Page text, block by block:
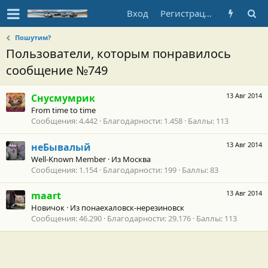
Вход Регистрация
Пошутим?
Пользователи, которым понравилось
сообщение №749
13 Авг 2014
Снусмумрик
From time to time
Сообщения 4.442 Благодарности 1.458 Баллы 113
13 Авг 2014
неБывалый
Well-Known Member · Из Москва
Сообщения 1.154 Благодарности 199 Баллы 83
13 Авг 2014
maart
Новичок · Из понаехаловск-нерезиновск
Сообщения 46.290 Благодарности 29.176 Баллы 113